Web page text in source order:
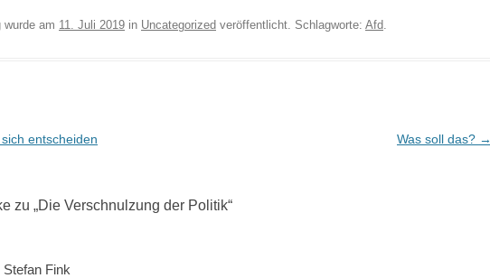
wurde am 11. Juli 2019 in Uncategorized veröffentlicht. Schlagworte: Afd.
entscheiden Was soll das? →
zu „Die Verschnulzung der Politik“
Stefan Fink